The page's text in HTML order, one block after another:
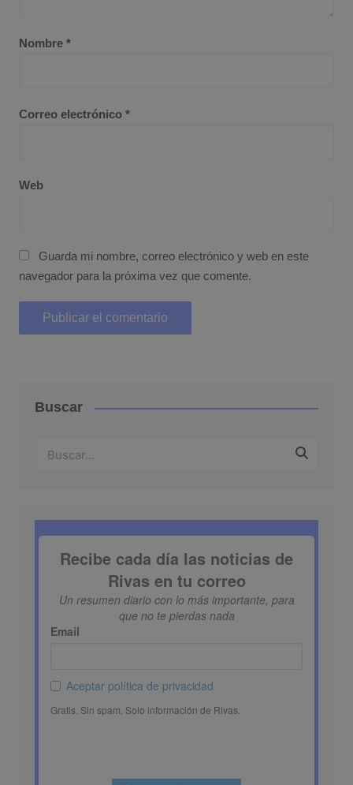
Nombre *
Correo electrónico *
Web
Guarda mi nombre, correo electrónico y web en este
navegador para la próxima vez que comente.
Buscar